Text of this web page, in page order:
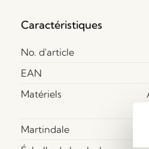
Caractéristiques
No. d'article
EAN
Matériels
Martindale